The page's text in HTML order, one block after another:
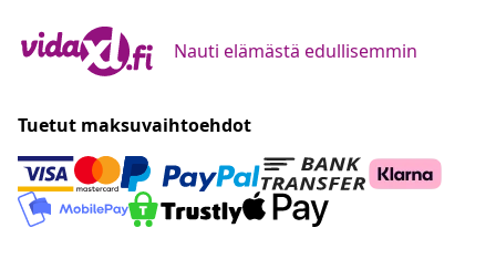
Nauti elämästä edullisemmin
Tuetut maksuvaihtoehdot